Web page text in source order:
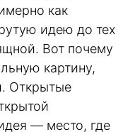
как
идею до тех
Вот почему
картину,
Открытые
— место, где